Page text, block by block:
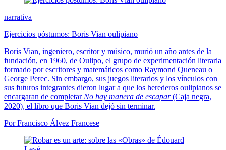
narrativa
Ejercicios póstumos: Boris Vian oulipiano
Boris Vian, ingeniero, escritor y músico, murió un año antes de la
fundación, en 1960, de Oulipo, el grupo de experimentación literaria
formado por escritores y matemáticos como Raymond Queneau o
George Perec. Sin embargo, sus juegos literarios y los vínculos con
sus futuros integrantes dieron lugar a que los herederos oulipianos se
encargaran de completar No hay manera de escapar(Caja negra,
2020), el libro que Boris Vian dejó sin terminar.
Por Francisco Álvez Francese